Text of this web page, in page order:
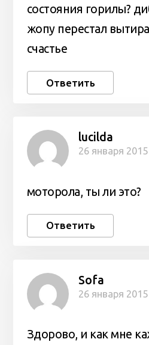
состояния горилы?
жопу перестал
счастье
Ответить
lucilda
26 января
моторола, ты ли это?
Ответить
Sofa
26 января
Здорово, и как мне